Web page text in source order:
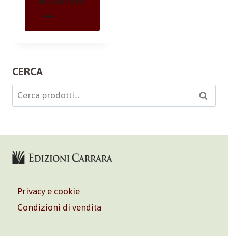
CERCA
Cerca: Cerca
Privacy e cookie
Condizioni di vendita